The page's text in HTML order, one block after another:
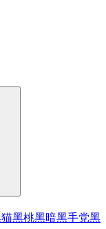
黑桃黑暗黑手党黑